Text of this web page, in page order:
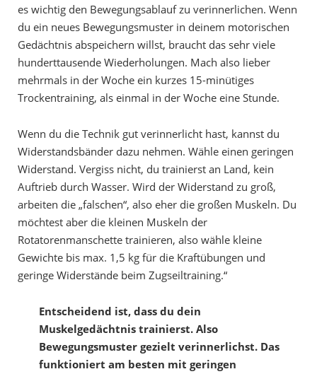
es wichtig den Bewegungsablauf zu verinnerlichen. Wenn
du ein neues Bewegungsmuster in deinem motorischen
Gedächtnis abspeichern willst, braucht das sehr viele
hunderttausende Wiederholungen. Mach also lieber
mehrmals in der Woche ein kurzes 15-minütiges
Trockentraining, als einmal in der Woche eine Stunde.
Wenn du die Technik gut verinnerlicht hast, kannst du
Widerstandsbänder dazu nehmen. Wähle einen geringen
Widerstand. Vergiss nicht, du trainierst an Land, kein
Auftrieb durch Wasser. Wird der Widerstand zu groß,
arbeiten die „falschen“, also eher die großen Muskeln. Du
möchtest aber die kleinen Muskeln der
Rotatorenmanschette trainieren, also wähle kleine
Gewichte bis max. 1,5 kg für die Kraftübungen und
geringe Widerstände beim Zugseiltraining.“
Entscheidend ist, dass du dein
Muskelgedächtnis trainierst. Also
Bewegungsmuster gezielt verinnerlichst. Das
funktioniert am besten mit geringen